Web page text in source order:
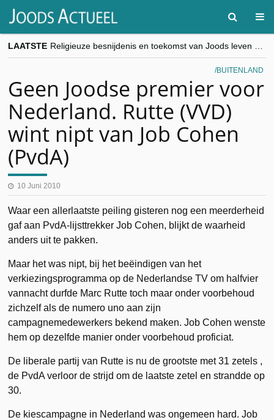
LAATSTE
“Besnijdenisdebat toont hoe moeilijk seculiere Westen minderheden begrijpt”, Jinnih Beels (Vooruit)
CITYTRIP | ROEMENIË – Boekarest: de verrassing van Oost-Europa
goKosher lanceert nieuwe website en samenwerking met Mishpacha voor kosher travel en simchas wereldwijd
BUITENLAND
Geen Joodse premier voor
Nederland. Rutte (VVD)
wint nipt van Job Cohen
(PvdA)
10 Juni 2010
Waar een allerlaatste peiling gisteren nog een meerderheid
gaf aan PvdA-lijsttrekker Job Cohen, blijkt de waarheid
anders uit te pakken.
Maar het was nipt, bij het beëindigen van het
verkiezingsprogramma op de Nederlandse TV om halfvier
vannacht durfde Marc Rutte toch maar onder voorbehoud
zichzelf als de numero uno aan zijn
campagnemedewerkers bekend maken. Job Cohen wenste
hem op dezelfde manier onder voorbehoud proficiat.
De liberale partij van Rutte is nu de grootste met 31 zetels ,
de PvdA verloor de strijd om de laatste zetel en strandde op
30.
De kiescampagne in Nederland was ongemeen hard. Job